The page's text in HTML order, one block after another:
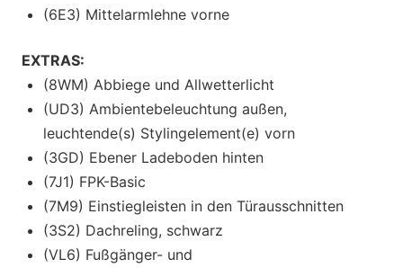
(6E3) Mittelarmlehne vorne
EXTRAS:
(8WM) Abbiege und Allwetterlicht
(UD3) Ambientebeleuchtung außen,
leuchtende(s) Stylingelement(e) vorn
(3GD) Ebener Ladeboden hinten
(7J1) FPK-Basic
(7M9) Einstiegleisten in den Türausschnitten
(3S2) Dachreling, schwarz
(VL6) Fußgänger- und